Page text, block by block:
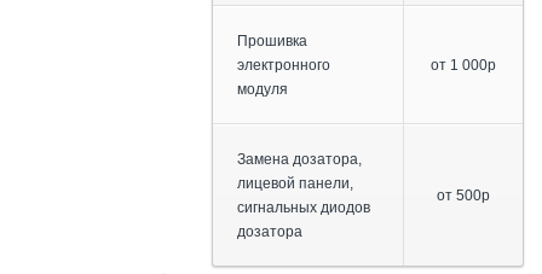
Прошивка
электронного
модуля
от 1 000р
Замена дозатора,
лицевой панели,
сигнальных диодов
дозатора
от 500р